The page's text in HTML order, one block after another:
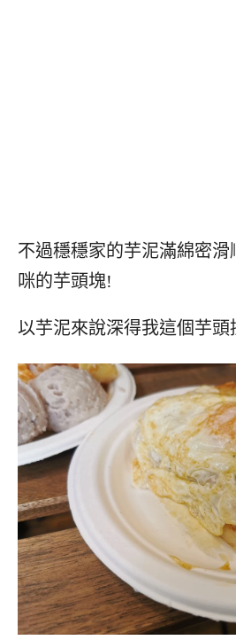
不過穩穩家的芋泥滿綿密
咪的芋頭塊!
以芋泥來說深得我這個芋頭